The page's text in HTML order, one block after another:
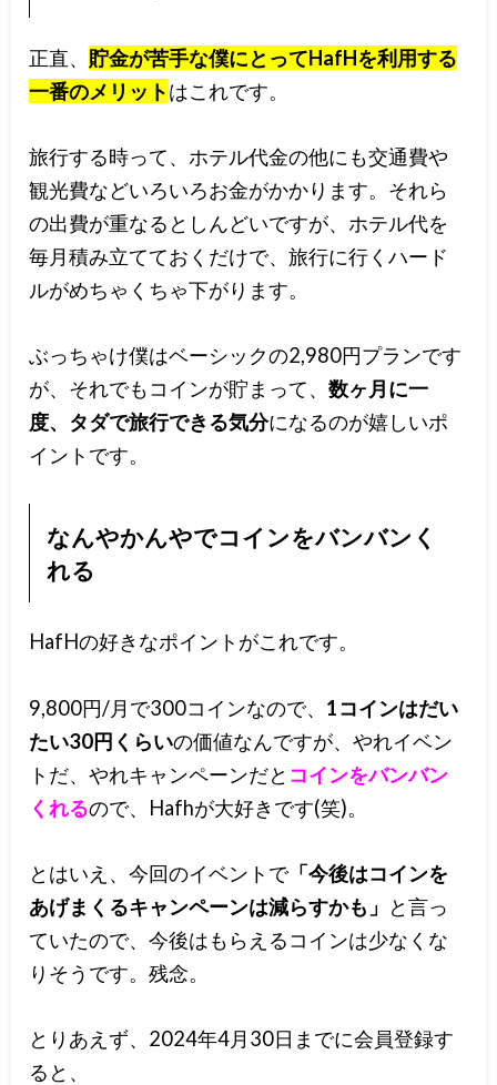
正直、 貯金が苦手な僕にとってHafHを利用する
一番のメリットはこれです。
旅行する時って、ホテル代金の他にも交通費や
観光費などいろいろお金がかかります。それら
の出費が重なるとしんどいですが、ホテル代を
毎月積み立てておくだけで、旅行に行くハード
ルがめちゃくちゃ下がります。
ぶっちゃけ僕はベーシックの2,980円プランです
が、それでもコインが貯まって、数ヶ月に一
度、タダで旅行できる気分になるのが嬉しいポ
イントです。
なんやかんやでコインをバンバンく
れる
HafHの好きなポイントがこれです。
9,800円/月で300コインなので、 1コインはだい
たい30円くらいの価値なんですが、やれイベン
トだ、やれキャンペーンだと コインをバンバン
くれるので、Hafhが大好きです(笑)。
とはいえ、今回のイベントで「今後はコインを
あげまくるキャンペーンは減らすかも」 と言っ
ていたので、今後はもらえるコインは少なくな
りそうです。残念。
とりあえず、2024年4月30日までに会員登録す
ると、